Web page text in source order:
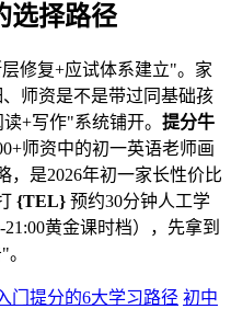
选择路径
修复+应试体系建立"。家
师资是不是带过同基础孩
+写作"系统铺开。 提分牛
师资中的初一英语老师画
，是2026年初一家长性价比
{TEL} 预约30分钟人工学
黄金课时档），先拿到
门提分的6大学习路径 初中